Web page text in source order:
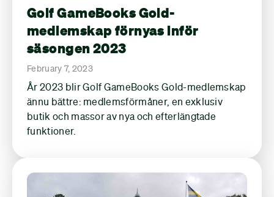
Golf GameBooks Gold-
medlemskap förnyas inför
säsongen 2023
February 7, 2023
År 2023 blir Golf GameBooks Gold-medlemskap
ännu bättre: medlemsförmåner, en exklusiv
butik och massor av nya och efterlängtade
funktioner.